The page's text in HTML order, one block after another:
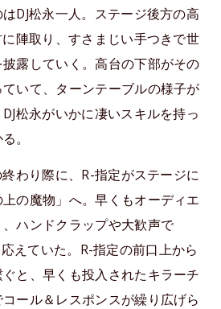
DJ松永一人。ステージ後方の高
陣取り、すさまじい手つきで世
露していく。高台の下部がその
いて、ターンテーブルの様子が
松永がいかに凄いスキルを持っ
。
わり際に、R-指定がステージに
の魔物」へ。早くもオーディエ
ハンドクラップや大歓声で
えていた。R-指定の前口上から
ぐと、早くも投入されたキラーチ
ール＆レスポンスが繰り広げら